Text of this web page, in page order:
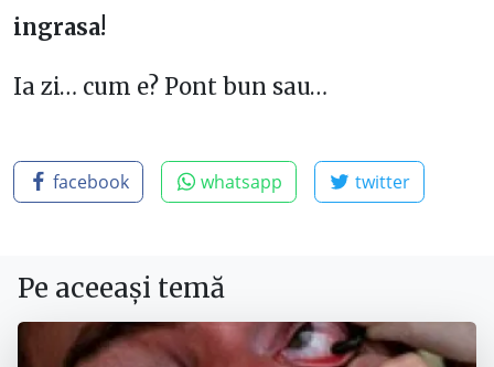
ingrasa!
Ia zi… cum e? Pont bun sau…
facebook whatsapp twitter
Pe aceeași temă